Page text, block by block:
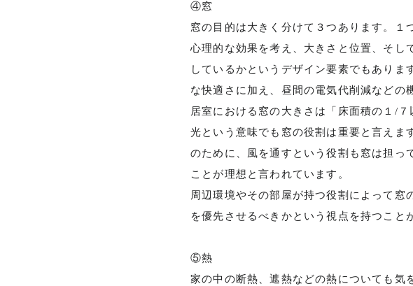
④窓
窓の目的は大きく分けて３つあります。１
心理的な効果を考え、大きさと位置、そし
しているかというデザイン要素でもあり
な快適さに加え、昼間の電気代削減などの
居室における窓の大きさは「床面積の１/
光という意味でも窓の役割は重要と言えま
のために、風を通すという役割も窓は担っ
ことが理想と言われています。
周辺環境やその部屋が持つ役割によって窓
を優先させるべきかという視点を持つこと
⑤熱
家の中の断熱、遮熱などの熱についても気